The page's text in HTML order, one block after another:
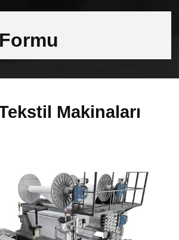
Makinaları